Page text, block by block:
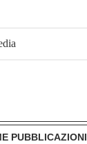
PUBBLICAZIONI